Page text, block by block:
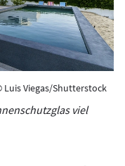
Luis Viegas/Shutterstock
viel